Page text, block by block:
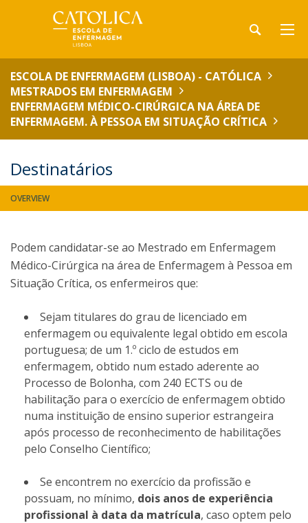
ESCOLA DE ENFERMAGEM (LISBOA) - CATÓLICA
MESTRADOS EM ENFERMAGEM
ENFERMAGEM MÉDICO-CIRÚRGICA NA ÁREA DE
ENFERMAGEM. À PESSOA EM SITUAÇÃO CRÍTICA
Destinatários
OVERVIEW
Podem candidatar-se ao Mestrado em Enfermagem
Médico-Cirúrgica na área de Enfermagem à Pessoa em
Situação Crítica, os enfermeiros que:
Sejam titulares do grau de licenciado em
enfermagem ou equivalente legal obtido em escola
portuguesa; de um 1.º ciclo de estudos em
enfermagem, obtido num estado aderente ao
Processo de Bolonha, com 240 ECTS ou de
habilitação para o exercício de enfermagem obtido
numa instituição de ensino superior estrangeira
após processo de reconhecimento de habilitações
pelo Conselho Científico;
Se encontrem no exercício da profissão e
possuam, no mínimo, dois anos de experiência
profissional à data da matrícula, caso optem pelo